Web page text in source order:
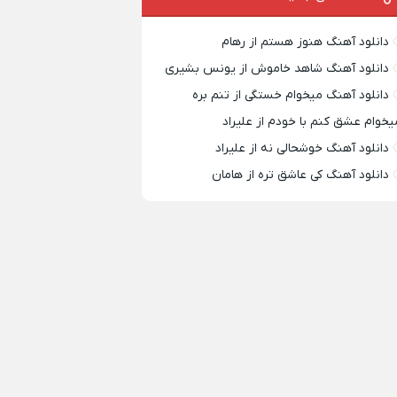
دانلود آهنگ هنوز هستم از رهام
دانلود آهنگ شاهد خاموش از یونس بشیری
دانلود آهنگ میخوام خستگی از تنم بره
عشق کنم با خودم از علیراد
دانلود آهنگ خوشحالی نه از علیراد
دانلود آهنگ کی عاشق تره از هامان